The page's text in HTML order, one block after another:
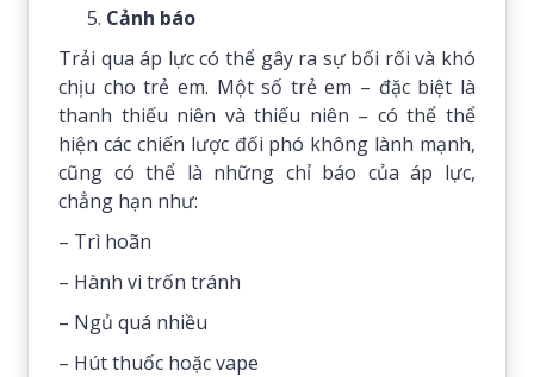
Cảnh báo
Trải qua áp lực có thể gây ra sự bối rối và khó
chịu cho trẻ em. Một số trẻ em – đặc biệt là
thanh thiếu niên và thiếu niên – có thể thể
hiện các chiến lược đối phó không lành mạnh,
cũng có thể là những chỉ báo của áp lực,
chẳng hạn như:
– Trì hoãn
– Hành vi trốn tránh
– Ngủ quá nhiều
– Hút thuốc hoặc vape